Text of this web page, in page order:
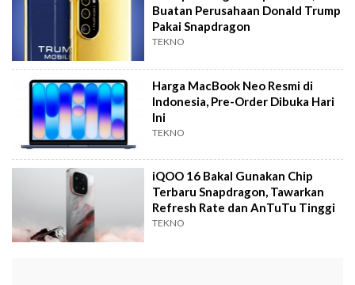
Buatan Perusahaan Donald Trump
Pakai Snapdragon
TEKNO
Harga MacBook Neo Resmi di
Indonesia, Pre-Order Dibuka Hari
Ini
TEKNO
iQOO 16 Bakal Gunakan Chip
Terbaru Snapdragon, Tawarkan
Refresh Rate dan AnTuTu Tinggi
TEKNO